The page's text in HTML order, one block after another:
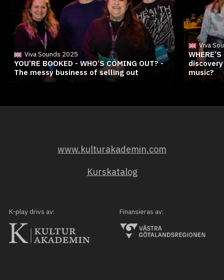
Viva Sounds 2025
YOU’RE BOOKED - WHO’S COMING OUT? -
The messy business of selling out
Viva
music?
www.kulturakademin.com
Kurskatalog
K-play drivs av: Finansieras av: